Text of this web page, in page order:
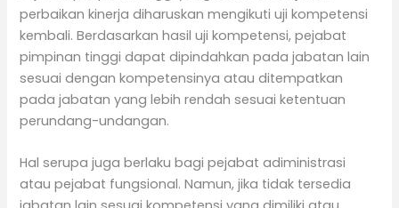
perbaikan kinerja diharuskan mengikuti uji kompetensi
kembali. Berdasarkan hasil uji kompetensi, pejabat
pimpinan tinggi dapat dipindahkan pada jabatan lain
sesuai dengan kompetensinya atau ditempatkan
pada jabatan yang lebih rendah sesuai ketentuan
perundang-undangan.
Hal serupa juga berlaku bagi pejabat adiministrasi
atau pejabat fungsional. Namun, jika tidak tersedia